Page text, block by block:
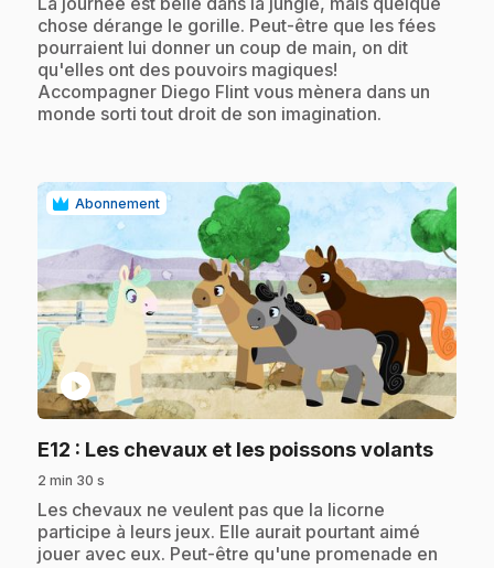
chose dérange le gorille. Peut-être que les fées
pourraient lui donner un coup de main, on dit
qu'elles ont des pouvoirs magiques!
Accompagner Diego Flint vous mènera dans un
monde sorti tout droit de son imagination.
Abonnement
play_circle
E12 : Les chevaux et les poissons volants.
2 min 30 s
.Les chevaux ne veulent pas que la licorne
participe à leurs jeux. Elle aurait pourtant aimé
jouer avec eux. Peut-être qu'une promenade en